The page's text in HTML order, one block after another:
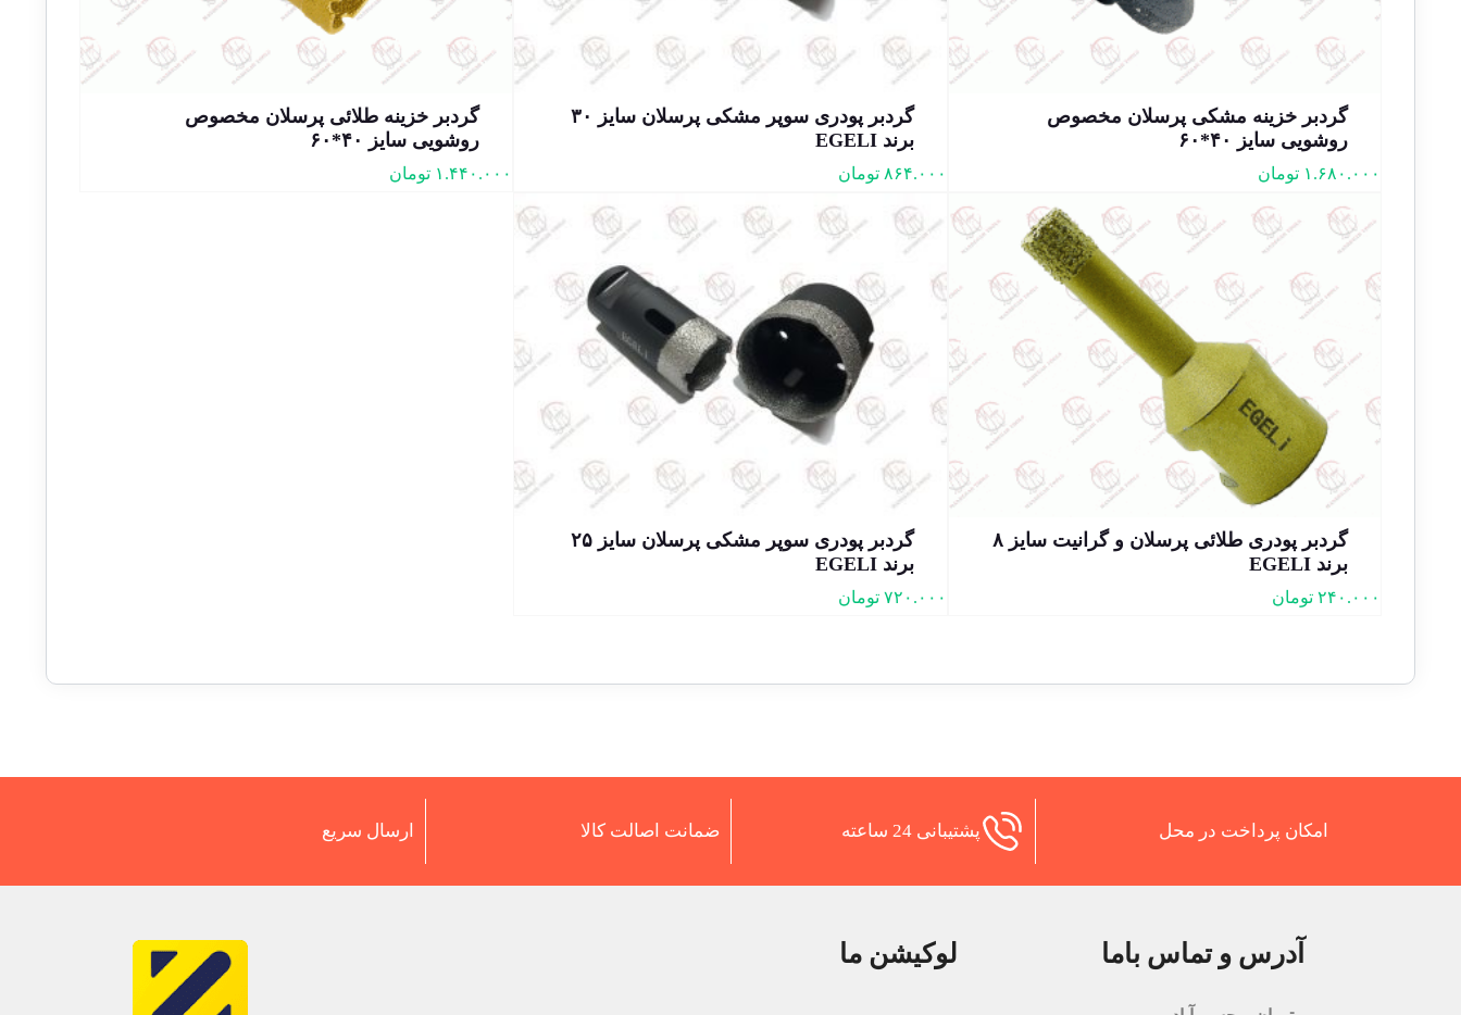
گردبر خزینه مشکی پرسلان مخصوص
روشویی سایز ۴۰*۶۰
۱.۶۸۰.۰۰۰ تومان
گردبر پودری سوپر مشکی پرسلان سایز ۳۰
برند EGELI
۸۶۴.۰۰۰ تومان
گردبر خزینه طلائی پرسلان مخصوص
روشویی سایز ۴۰*۶۰
۱.۴۴۰.۰۰۰ تومان
گردبر پودری طلائی پرسلان و گرانیت سایز ۸
برند EGELI
۲۴۰.۰۰۰ تومان
گردبر پودری سوپر مشکی پرسلان سایز ۲۵
برند EGELI
۷۲۰.۰۰۰ تومان
امکان پرداخت در محل پشتیبانی 24 ساعته ضمانت اصالت کالا ارسال سریع
آدرس و تماس باما لوکیشن ما